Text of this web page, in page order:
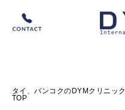
タイ、バンコクのDYMクリニック
TOP